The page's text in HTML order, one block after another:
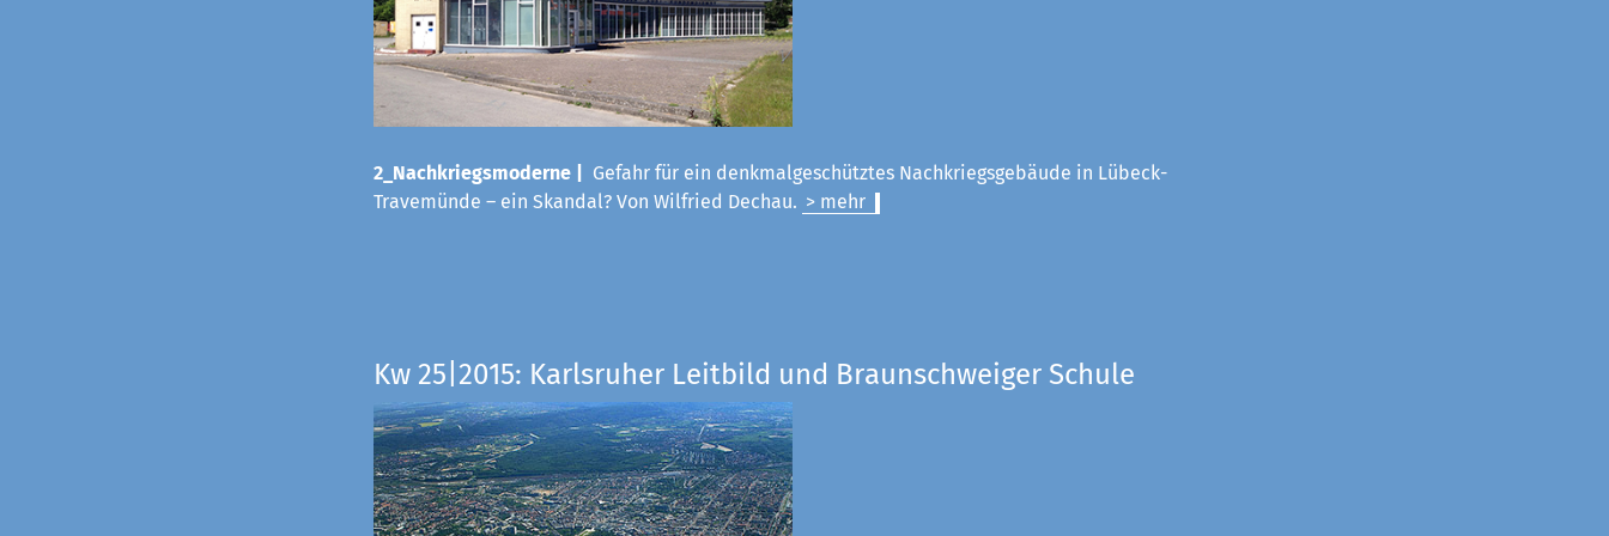
2_Nachkriegsmoderne |
Gefahr für ein denkmalgeschütztes Nachkriegsgebäude in Lübeck-
Travemünde – ein Skandal? Von Wilfried Dechau. > mehr
Kw 25|2015: Karlsruher Leitbild und Braunschweiger Schule